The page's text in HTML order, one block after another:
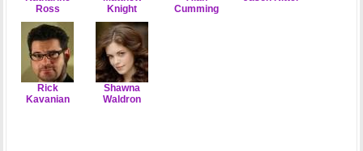
Ross
Knight
Cumming
Rick
Kavanian
Shawna
Waldron